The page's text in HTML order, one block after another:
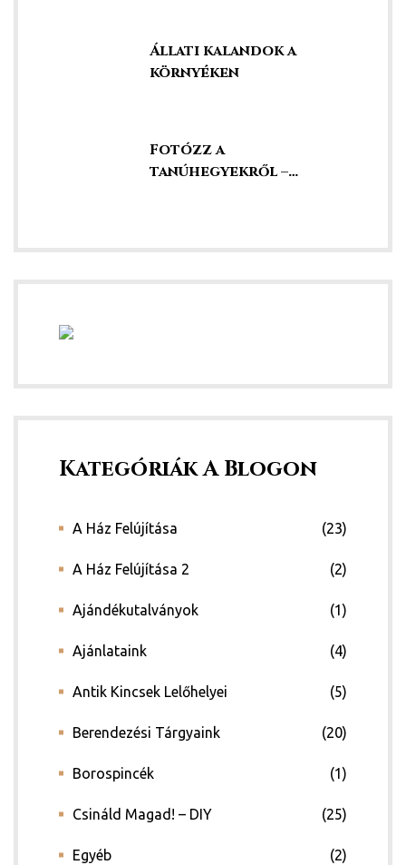
Állati kalandok a
környéken
Fotózz a
tanúhegyekről –
Kategóriák A Blogon
A Ház Felújítása (23)
A Ház Felújítása 2 (2)
Ajándékutalványok (1)
Ajánlataink (4)
Antik Kincsek Lelőhelyei (5)
Berendezési Tárgyaink (20)
Borospincék (1)
Csináld Magad! – DIY (25)
Egyéb (2)